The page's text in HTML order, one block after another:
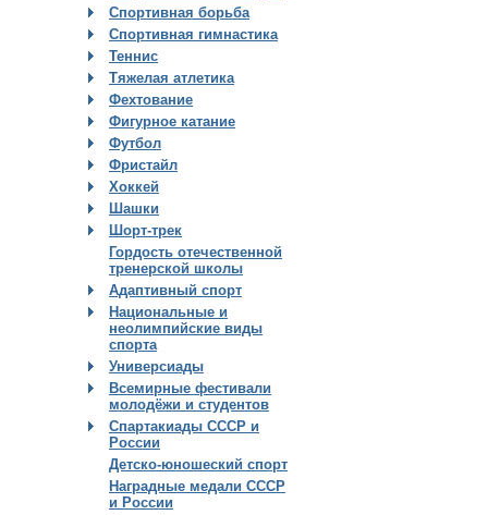
Спортивная борьба
Спортивная гимнастика
Теннис
Тяжелая атлетика
Фехтование
Фигурное катание
Футбол
Фристайл
Хоккей
Шашки
Шорт-трек
Гордость отечественной
тренерской школы
Адаптивный спорт
Национальные и
неолимпийские виды
спорта
Универсиады
Всемирные фестивали
молодёжи и студентов
Спартакиады СССР и
России
Детско-юношеский спорт
Наградные медали СССР
и России